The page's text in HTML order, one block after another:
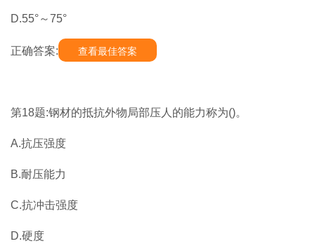
D.55°～75°
正确答案: 查看最佳答案
第18题:钢材的抵抗外物局部压人的能力称为()。
A.抗压强度
B.耐压能力
C.抗冲击强度
D.硬度